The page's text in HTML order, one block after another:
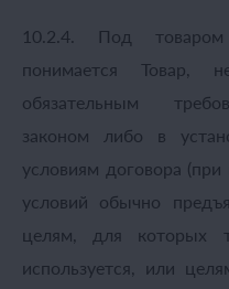
10.2.4. Под товаром
понимается Товар,
обязательным
законом либо в
условиям договора
условий обычно
целям, для которых
используется, или